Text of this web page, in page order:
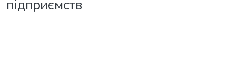
підприємств